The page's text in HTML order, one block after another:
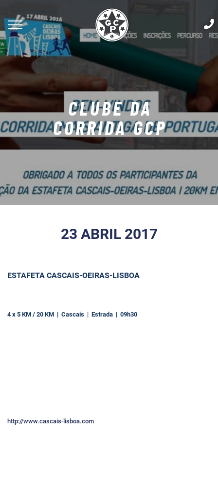
CLUBE DA
CORRIDA GCP
23 ABRIL 2017
ESTAFETA CASCAIS-OEIRAS-LISBOA
4 x 5 KM / 20 KM | Cascais | Estrada | 09h30
http://www.cascais-lisboa.com